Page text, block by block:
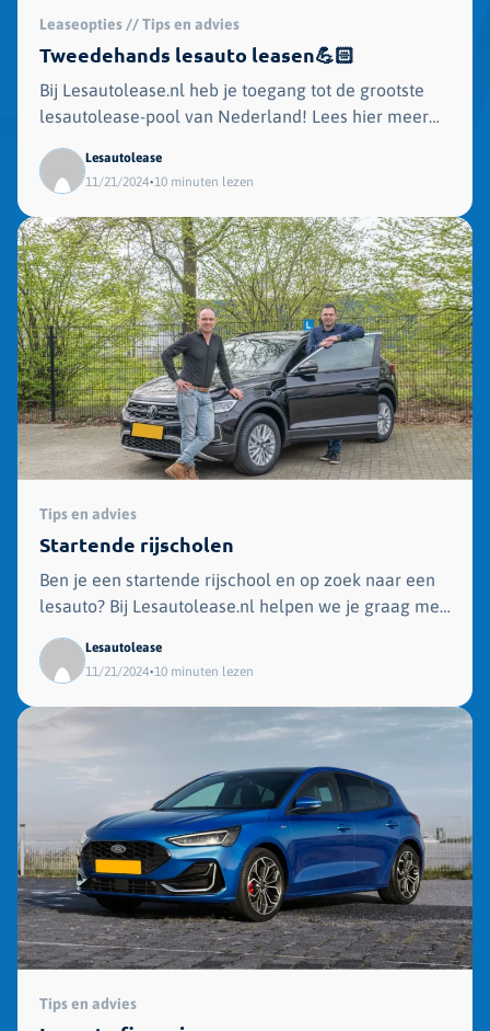
Leaseopties // Tips en advies
Tweedehands lesauto leasen💪🏻
Bij Lesautolease.nl heb je toegang tot de grootste
lesautolease-pool van Nederland! Lees hier meer
Lesautolease
11/21/2024•10 minuten lezen
Tips en advies
Startende rijscholen
Ben je een startende rijschool en op zoek naar een
lesauto? Bij Lesautolease.nl helpen we je graag met
Lesautolease
11/21/2024•10 minuten lezen
Tips en advies